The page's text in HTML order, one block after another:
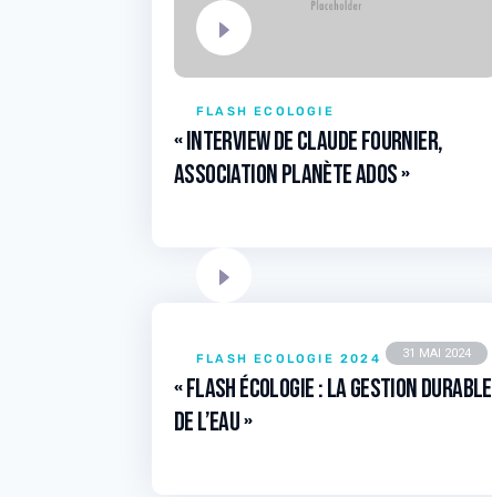
FLASH ECOLOGIE
« Interview de Claude Fournier,
Association Planète Ados »
31 MAI 2024
FLASH ECOLOGIE 2024
« Flash écologie : La gestion durable
de l’eau »